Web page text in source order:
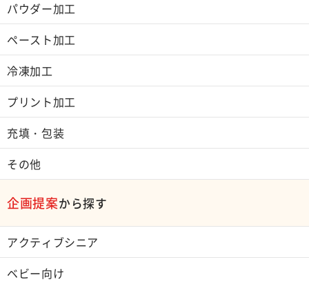
パウダー加工
ペースト加工
冷凍加工
プリント加工
充填・包装
その他
企画提案から探す
アクティブシニア
ベビー向け